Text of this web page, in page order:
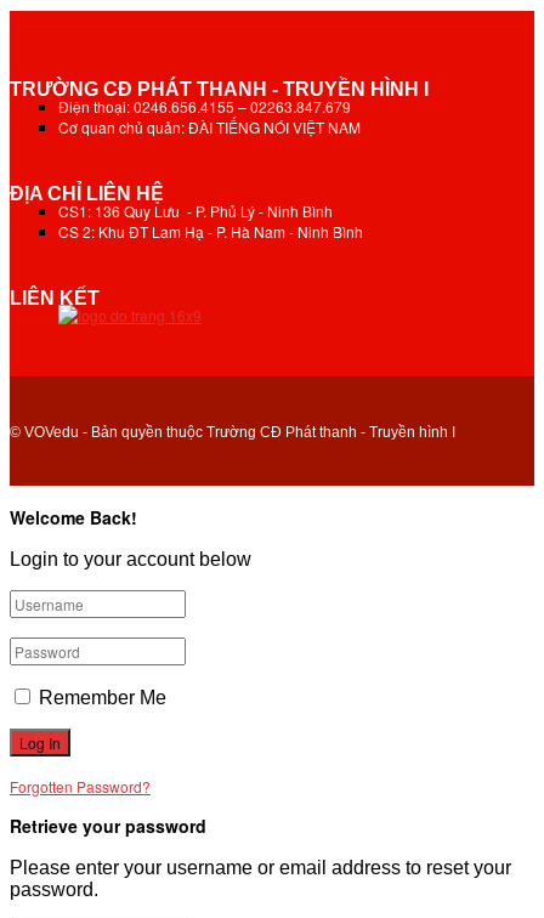
TRƯỜNG CĐ PHÁT THANH - TRUYỀN HÌNH I
Điện thoại: 0246.656.4155 – 02263.847.679
Cơ quan chủ quản: ĐÀI TIẾNG NÓI VIỆT NAM
ĐỊA CHỈ LIÊN HỆ
CS1: 136 Quy Lưu - P. Phủ Lý - Ninh Bình
CS 2: Khu ĐT Lam Hạ - P. Hà Nam - Ninh Bình
LIÊN KẾT
© VOVedu - Bản quyền thuộc Trường CĐ Phát thanh - Truyền hình I
Welcome Back!
Login to your account below
Remember Me
Forgotten Password?
Retrieve your password
Please enter your username or email address to reset your
password.